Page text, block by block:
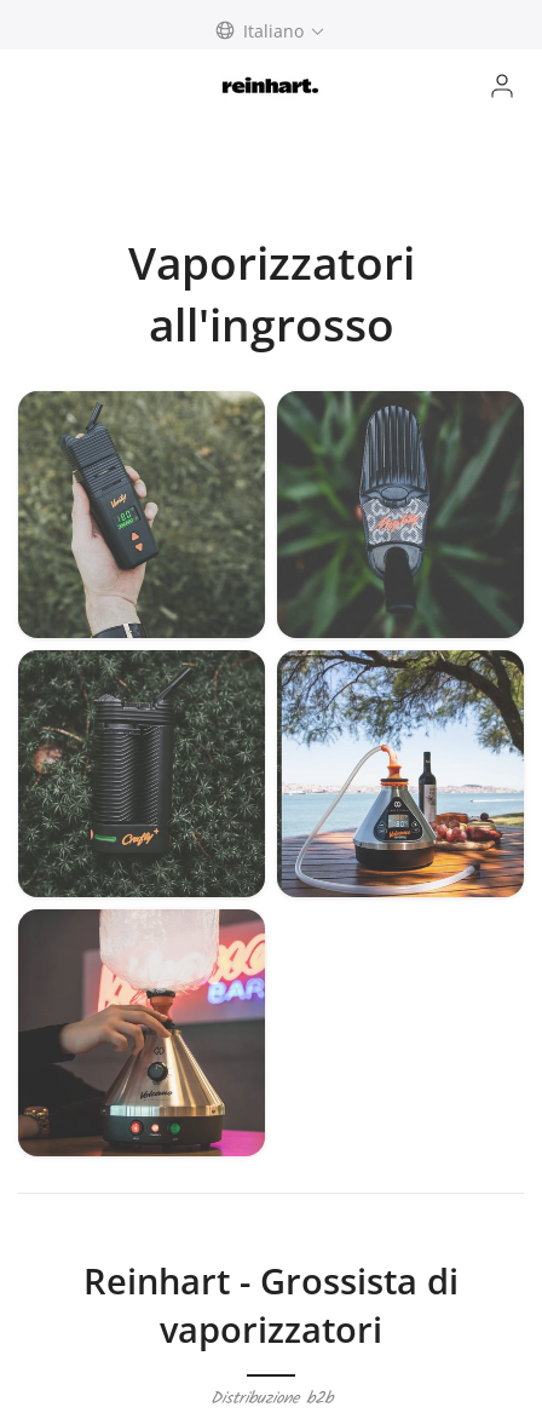
Italiano
Vaporizzatori
all'ingrosso
Reinhart - Grossista di
vaporizzatori
Distribuzione b2b